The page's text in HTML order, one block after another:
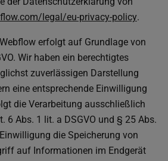
legal/eu-privacy-policy.
erfolgt auf Grundlage von
Wir haben ein berechtigtes
zuverlässigen Darstellung
eine entsprechende Einwilligung
die Verarbeitung ausschließlich
6 Abs. 1 lit. a DSGVO und § 25 Abs.
die Speicherung von
auf Informationen im Endgerät